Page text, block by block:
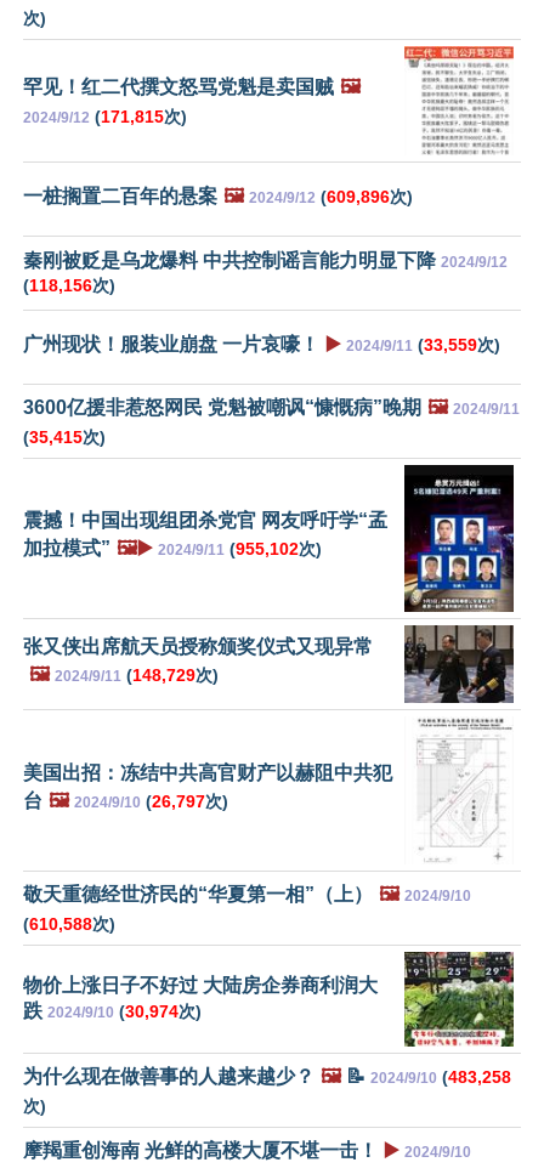
次)
罕见！红二代撰文怒骂党魁是卖国贼 🖼️
2024/9/12 (171,815次)
一桩搁置二百年的悬案 🖼️ 2024/9/12 (609,896次)
秦刚被贬是乌龙爆料 中共控制谣言能力明显下降 2024/9/12
(118,156次)
广州现状！服装业崩盘 一片哀嚎！ ▶️ 2024/9/11 (33,559次)
3600亿援非惹怒网民 党魁被嘲讽“慷慨病”晚期 🖼️ 2024/9/11
(35,415次)
震撼！中国出现组团杀党官 网友呼吁学“孟
加拉模式” 🖼️▶️ 2024/9/11 (955,102次)
张又侠出席航天员授称颁奖仪式又现异常
🖼️ 2024/9/11 (148,729次)
美国出招：冻结中共高官财产以赫阻中共犯
台 🖼️ 2024/9/10 (26,797次)
敬天重德经世济民的“华夏第一相”（上） 🖼️ 2024/9/10
(610,588次)
物价上涨日子不好过 大陆房企券商利润大
跌 2024/9/10 (30,974次)
为什么现在做善事的人越来越少？ 🖼️📝 2024/9/10 (483,258
次)
摩羯重创海南 光鲜的高楼大厦不堪一击！ ▶️ 2024/9/10